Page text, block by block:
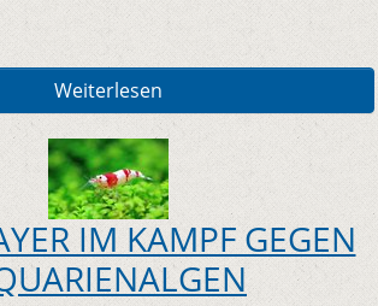
Weiterlesen
IM KAMPF GEGEN